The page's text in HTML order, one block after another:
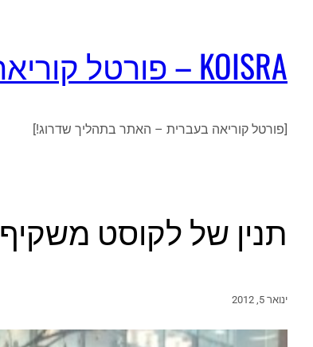
KOISRA – פורטל קוריאה בעברית
[פורטל קוריאה בעברית – האתר בתהליך שדרוג!]
תנין של לקוסט משקיף
ינואר 5, 2012